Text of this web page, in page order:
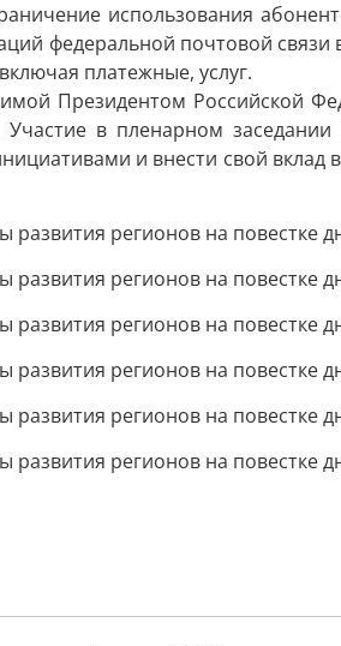
использования
федеральной почтовой
платежные, услуг.
Президентом Российской
в пленарном
и внести свой